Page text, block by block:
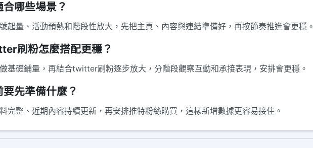
哪些場景？
起量、活動預熱和階段性放大，先把主頁、內容與連結準備好，再按節奏推進會更穩。
刷粉怎麼搭配更穩？
基礎鋪量，再結合twitter刷粉逐步放大，分階段觀察互動和承接表現，安排會更穩。
先準備什麼？
完整、近期內容持續更新，再安排推特粉絲購買，這樣新增數據更容易接住。